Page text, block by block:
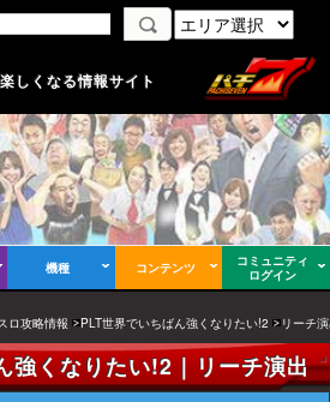
しくなる情報サイト
機種 コンテンツ
コミュニティ
ログイン
ロ攻略情報 PLT世界でいちばん強くなりたい!2 リーチ
強くなりたい!2｜リーチ演出